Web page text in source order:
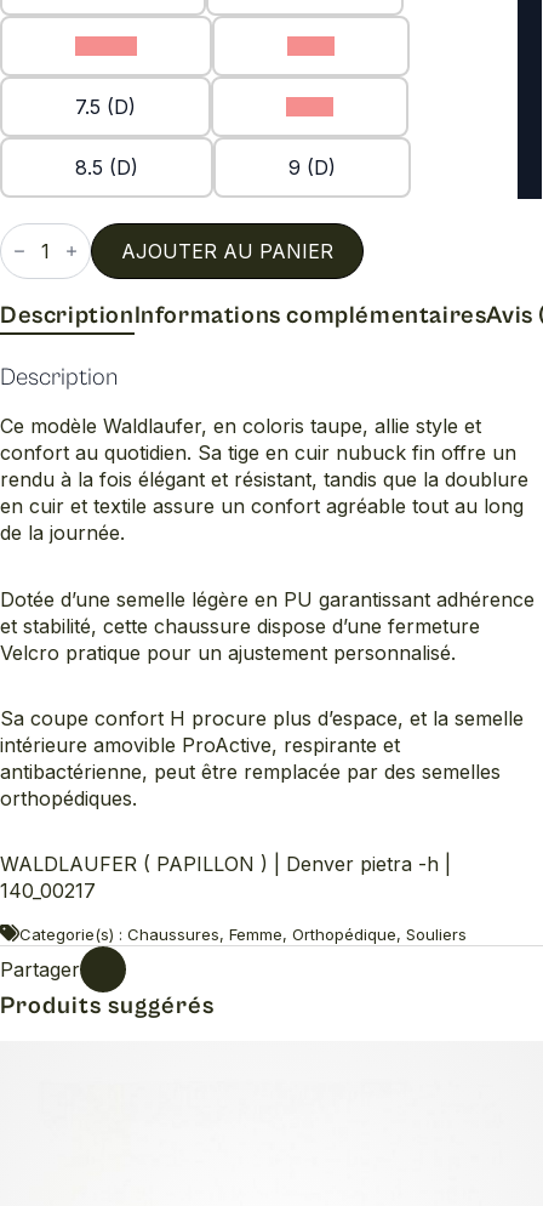
7.5 (D)
8.5 (D) 9 (D)
quantité
de
Denver
-
h
AJOUTER AU PANIER
DescriptionInformations complémentairesAvis
Description
Ce modèle Waldlaufer, en coloris taupe, allie style et
confort au quotidien. Sa tige en cuir nubuck fin offre un
rendu à la fois élégant et résistant, tandis que la doublure
en cuir et textile assure un confort agréable tout au long
de la journée.
Dotée d’une semelle légère en PU garantissant adhérence
et stabilité, cette chaussure dispose d’une fermeture
Velcro pratique pour un ajustement personnalisé.
Sa coupe confort H procure plus d’espace, et la semelle
intérieure amovible ProActive, respirante et
antibactérienne, peut être remplacée par des semelles
orthopédiques.
WALDLAUFER ( PAPILLON ) | Denver pietra -h |
140_00217
Categorie(s) : Chaussures, Femme, Orthopédique, Souliers
Partager
Produits suggérés